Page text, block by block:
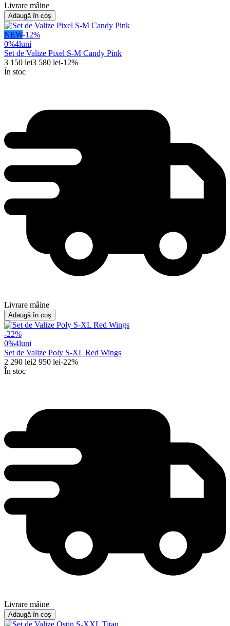
Livrare mâine
Adaugă în coș
NEW-12%
0%4luni
Set de Valize Pixel S-M Candy Pink
3 150 lei3 580 lei-12%
În stoc
Livrare mâine
Adaugă în coș
-22%
0%4luni
Set de Valize Poly S-XL Red Wings
2 290 lei2 950 lei-22%
În stoc
Livrare mâine
Adaugă în coș